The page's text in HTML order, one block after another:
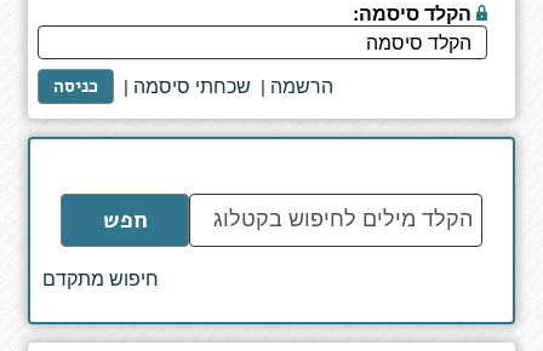
הקלד סיסמה:
כניסה | שכחתי סיסמה | הרשמה
הקלד
מילים
לחיפוש
חפש
חיפוש מתקדם